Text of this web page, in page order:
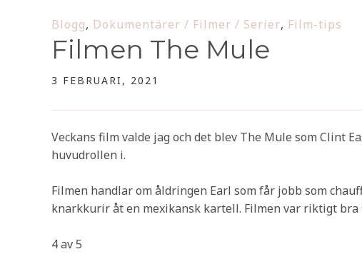
Blogg, Dokumentärer / Filmer / Serier, Film-tips
Filmen The Mule
3 FEBRUARI, 2021
Veckans film valde jag och det blev The Mule som Clint
huvudrollen i.
Filmen handlar om åldringen Earl som får jobb som
knarkkurir åt en mexikansk kartell. Filmen var riktigt bra
4 av 5